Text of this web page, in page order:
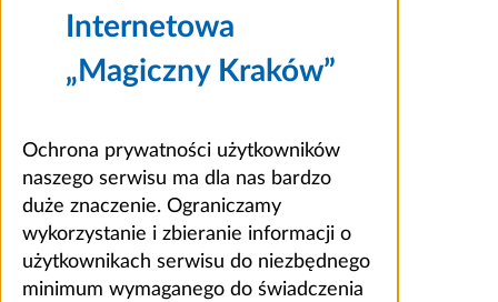
Internetowa
„Magiczny Kraków”
Ochrona prywatności użytkowników
naszego serwisu ma dla nas bardzo
duże znaczenie. Ograniczamy
wykorzystanie i zbieranie informacji o
użytkownikach serwisu do niezbędnego
minimum wymaganego do świadczenia